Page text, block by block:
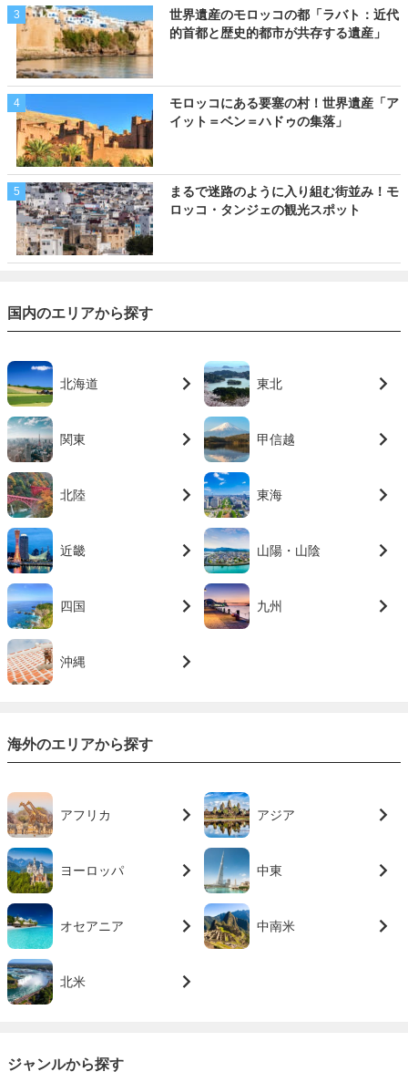
3
世界遺産のモロッコの都「ラバト：近代
的首都と歴史的都市が共存する遺産」
4
モロッコにある要塞の村！世界遺産「ア
イット＝ベン＝ハドゥの集落」
5
まるで迷路のように入り組む街並み！モ
ロッコ・タンジェの観光スポット
国内のエリアから探す
北海道 東北
関東 甲信越
北陸 東海
近畿 山陽・山陰
四国 九州
沖縄
海外のエリアから探す
アフリカ アジア
ヨーロッパ 中東
オセアニア 中南米
北米
ジャンルから探す